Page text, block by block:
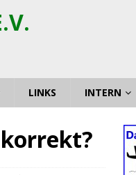
LINKS INTERN